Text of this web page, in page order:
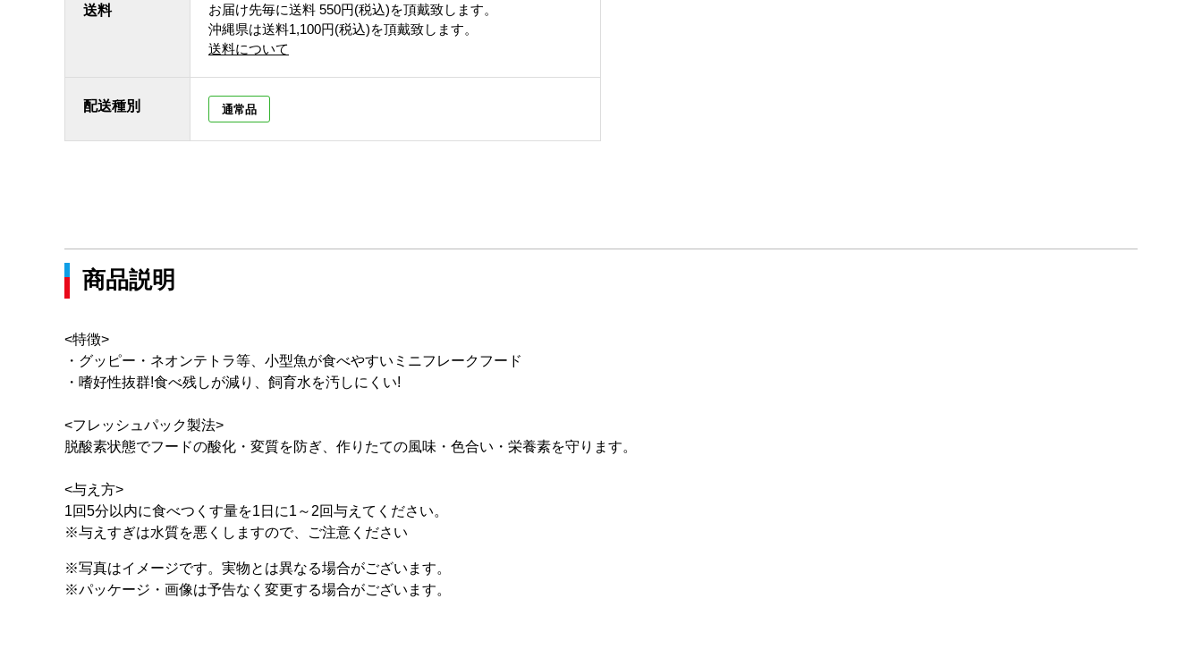
送料 お届け先毎に送料 550円(税込)を頂戴致します。
沖縄県は送料1,100円(税込)を頂戴致します。
送料について
配送種別 通常品
商品説明
<特徴>
・グッピー・ネオンテトラ等、小型魚が食べやすいミニフレークフード
・嗜好性抜群!食べ残しが減り、飼育水を汚しにくい!
<フレッシュパック製法>
脱酸素状態でフードの酸化・変質を防ぎ、作りたての風味・色合い・栄養素を守ります。
<与え方>
1回5分以内に食べつくす量を1日に1～2回与えてください。
※与えすぎは水質を悪くしますので、ご注意ください
※写真はイメージです。実物とは異なる場合がございます。
※パッケージ・画像は予告なく変更する場合がございます。